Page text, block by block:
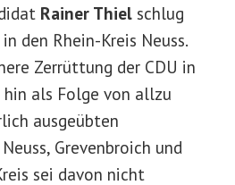
Rainer Thiel schlug
den Rhein-Kreis Neuss.
Zerrüttung der CDU in
als Folge von allzu
ausgeübten
Grevenbroich und
sei davon nicht